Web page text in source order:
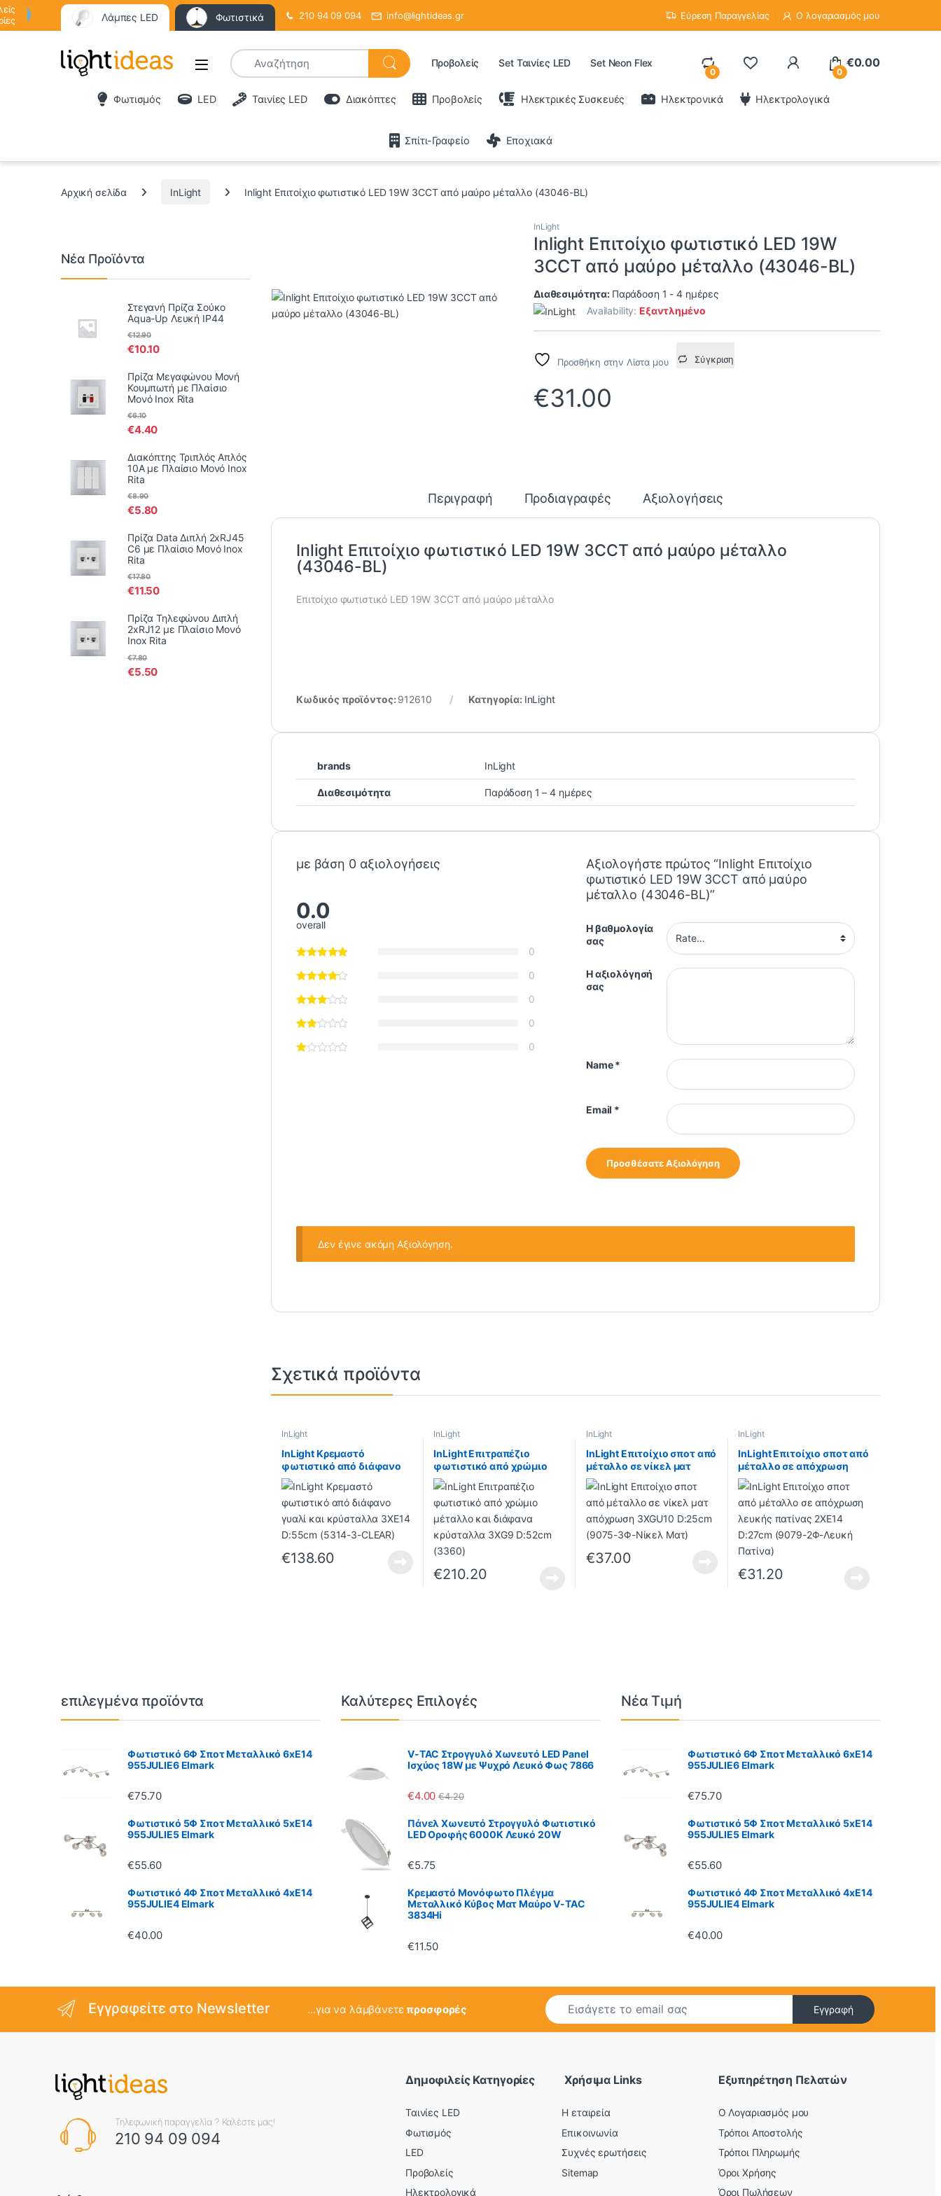
Λάμπες LED Φωτιστικά 210 94 09 094 info@lightideas.gr Εύρεση Παραγγελίας Ο λογαριασμός μου
Προβολείς Set Ταινίες LED Set Neon Flex
0 0
€0.00
Φωτισμός LED Ταινίες LED Διακόπτες Προβολείς Ηλεκτρικές Συσκευές Ηλεκτρονικά Ηλεκτρολογικά
Σπίτι-Γραφείο Εποχιακά
Αρχική σελίδα InLight Inlight Επιτοίχιο φωτιστικό LED 19W 3CCT από μαύρο μέταλλο (43046-BL)
InLight
Inlight Επιτοίχιο φωτιστικό LED 19W
3CCT από μαύρο μέταλλο (43046-BL)
Διαθεσιμότητα: Παράδοση 1 - 4 ημέρες
Availability:Εξαντλημένο
Προσθήκη στην Λίστα μου Σύγκριση
€31.00
Περιγραφή Προδιαγραφές Αξιολογήσεις
Inlight Επιτοίχιο φωτιστικό LED 19W 3CCT από μαύρο μέταλλο
(43046-BL)
Επιτοίχιο φωτιστικό LED 19W 3CCT από μαύρο μέταλλο
Κωδικός προϊόντος: 912610 Κατηγορία: InLight
brands InLight
Διαθεσιμότητα Παράδοση 1 – 4 ημέρες
με βάση 0 αξιολογήσεις
0.0
overall
0
0
0
0
0
Αξιολογήστε πρώτος “Inlight Επιτοίχιο
φωτιστικό LED 19W 3CCT από μαύρο
μέταλλο (43046-BL)”
Η βαθμολογία
σας
Η αξιολόγησή
σας
Name*
Email *
Δεν έγινε ακόμη Αξιολόγηση.
Σχετικά προϊόντα
InLight
InLight Κρεμαστό
φωτιστικό από διάφανο
γυαλί και κρύσταλλα
3XE14 D:55cm (5314-3-
CLEAR)
€138.60
InLight
InLight Επιτραπέζιο
φωτιστικό από χρώμιο
μέταλλο και διάφανα
κρύσταλλα 3XG9 D:52cm
(3360)
€210.20
InLight
InLight Επιτοίχιο σποτ από
μέταλλο σε νίκελ ματ
απόχρωση 3XGU10
D:25cm (9075-3Φ-Νίκελ
Ματ)
€37.00
InLight
InLight Επιτοίχιο σποτ από
μέταλλο σε απόχρωση
λευκής πατίνας 2XE14
D:27cm (9079-2Φ-Λευκή
Πατίνα)
€31.20
Νέα Προϊόντα
Στεγανή Πρίζα Σούκο
Aqua-Up Λευκή IP44
€10.10
€12.90
Πρίζα Μεγαφώνου Μονή
Κουμπωτή με Πλαίσιο
Μονό Inox Rita
€4.40
€6.10
Διακόπτης Τριπλός Απλός
10Α με Πλαίσιο Μονό Inox
Rita
€5.80
€8.90
Πρίζα Data Διπλή 2xRJ45
C6 με Πλαίσιο Μονό Inox
Rita
€11.50
€17.80
Πρίζα Τηλεφώνου Διπλή
2xRJ12 με Πλαίσιο Μονό
Inox Rita
€5.50
€7.80
Brands Carousel
επιλεγμένα προϊόντα
Φωτιστικό 6Φ Σποτ Μεταλλικό 6xE14
955JULIE6 Elmark
€75.70
Φωτιστικό 5Φ Σποτ Μεταλλικό 5xE14
955JULIE5 Elmark
€55.60
Φωτιστικό 4Φ Σποτ Μεταλλικό 4xE14
955JULIE4 Elmark
€40.00
Καλύτερες Επιλογές
V-TAC Στρογγυλό Χωνευτό LED Panel
Ισχύος 18W με Ψυχρό Λευκό Φως 7866
€4.00 €4.20
Πάνελ Χωνευτό Στρογγυλό Φωτιστικό
LED Οροφής 6000K Λευκό 20W
€5.75
Κρεμαστό Μονόφωτο Πλέγμα
Μεταλλικό Κύβος Ματ Μαύρο V-TAC
3834Hi
€11.50
Νέα Τιμή
Φωτιστικό 6Φ Σποτ Μεταλλικό 6xE14
955JULIE6 Elmark
€75.70
Φωτιστικό 5Φ Σποτ Μεταλλικό 5xE14
955JULIE5 Elmark
€55.60
Φωτιστικό 4Φ Σποτ Μεταλλικό 4xE14
955JULIE4 Elmark
€40.00
Εγγραφείτε στο Newsletter ...για να λάμβάνετε προσφορές
E
m
a
Εγγραφή
Τηλεφωνική παραγγελία ? Καλέστε μας!
210 94 09 094
Δημοφιλείς Κατηγορίες
Ταινίες LED
Φωτισμός
LED
Προβολείς
Ηλεκτρολογικά
Χρήσιμα Links
Η εταιρεία
Επικοινωνία
Συχνές ερωτήσεις
Sitemap
Εξυπηρέτηση Πελατών
O Λογαριασμός μου
Τρόποι Αποστολής
Τρόποι Πληρωμής
Όροι Χρήσης
Όροι Πωλήσεων